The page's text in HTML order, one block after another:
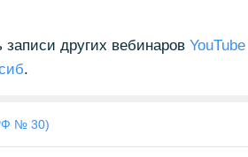
других вебинаров
.
№ 30)